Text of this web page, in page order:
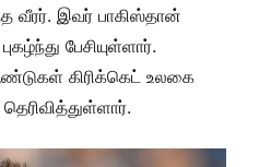
இவர் பாகிஸ்தான்
பேசியுள்ளார்.
கிரிக்கெட் உலகை